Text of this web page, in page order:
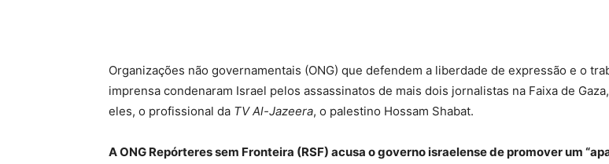
Organizações não governamentais (ONG) que defendem a liberdade de expressão e o
imprensa condenaram Israel pelos assassinatos de mais dois jornalistas na Faixa de
eles, o profissional da TV Al-Jazeera, o palestino Hossam Shabat.
A ONG Repórteres sem Fronteira (RSF) acusa o governo israelense de promover um